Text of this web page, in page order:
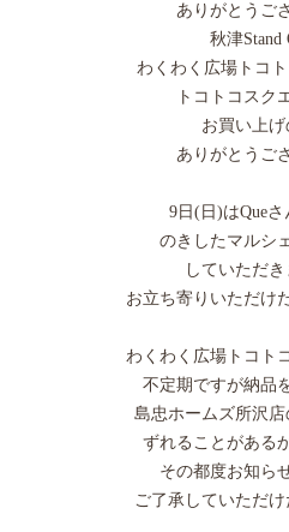
ありがとうご
秋津Stand
わくわく広場トコ
トコトコスク
お買い上げ
ありがとうご
9日(日)はQue
のきしたマルシ
していただ
お立ち寄りいただけ
わくわく広場トコト
不定期ですが納品
島忠ホームズ所沢
ずれることがある
その都度お知ら
ご了承していただけ